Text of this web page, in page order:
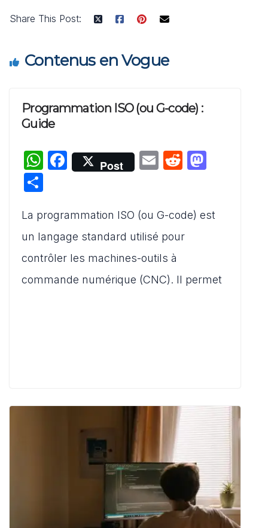
Share This Post:
Contenus en Vogue
Programmation ISO (ou G-code) :
Guide
W
s
A
p
p
F
a
e
b
o
o
Post
E
l
R
di
t
o
n
ta
g
er
La programmation ISO (ou G-code) est
un langage standard utilisé pour
contrôler les machines-outils à
commande numérique (CNC). Il permet